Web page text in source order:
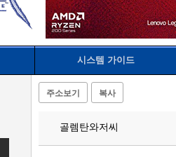
시스템 가이드
주소보기 복사
골렘탄와저씨